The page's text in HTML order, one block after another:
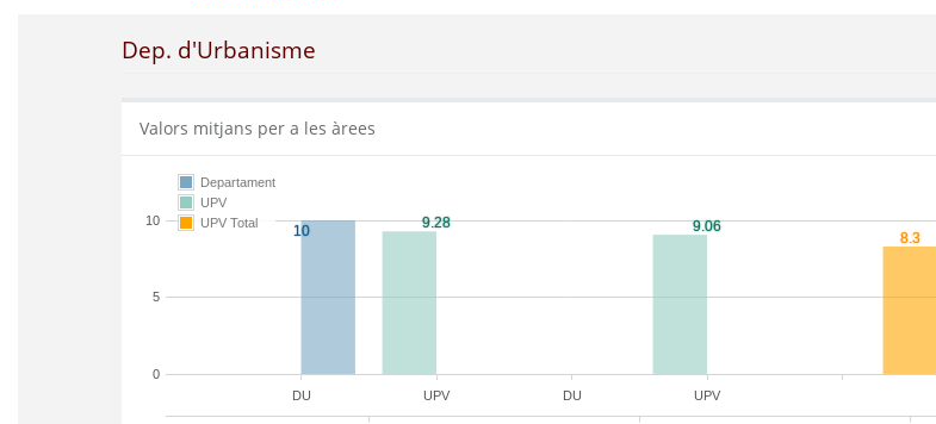
Dep. d'Urbanisme
Valors mitjans per a les àrees
DU DU
UPV UPV
0
5
10
Departament
UPV
UPV Total